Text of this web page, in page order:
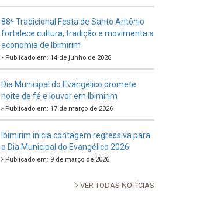
Quadrilhas Juninas de Ibimirim mantêm
viva a tradição e representam o
munícipio em Pernambuco
Publicado em: 2 de julho de 2026
Tradicional Festa de São Pedro no
Povoado Campos
Publicado em: 30 de junho de 2026
88ª Tradicional Festa de Santo Antônio
fortalece cultura, tradição e movimenta a
economia de Ibimirim
Dia Municipal do Evangélico promete